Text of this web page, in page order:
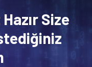
Hazır Size